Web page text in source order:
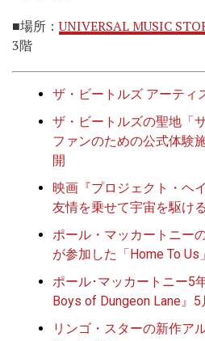
■場所：UNIVERSAL MUSIC
3階
ザ・ビートルズ アーティ
ザ・ビートルズの聖地「
ファンのための公式体験
開
映画『プロジェクト・ヘ
友情を乗せて宇宙を駆け
ポール・マッカートニー
が参加した「Home To Us
ポール･マッカートニー5
Boys of Dungeon Lane』5
リンゴ・スターの新作ア